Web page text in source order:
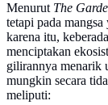
Menurut The
tetapi pada
karena itu,
menciptakan
gilirannya menarik
mungkin secara
meliputi: